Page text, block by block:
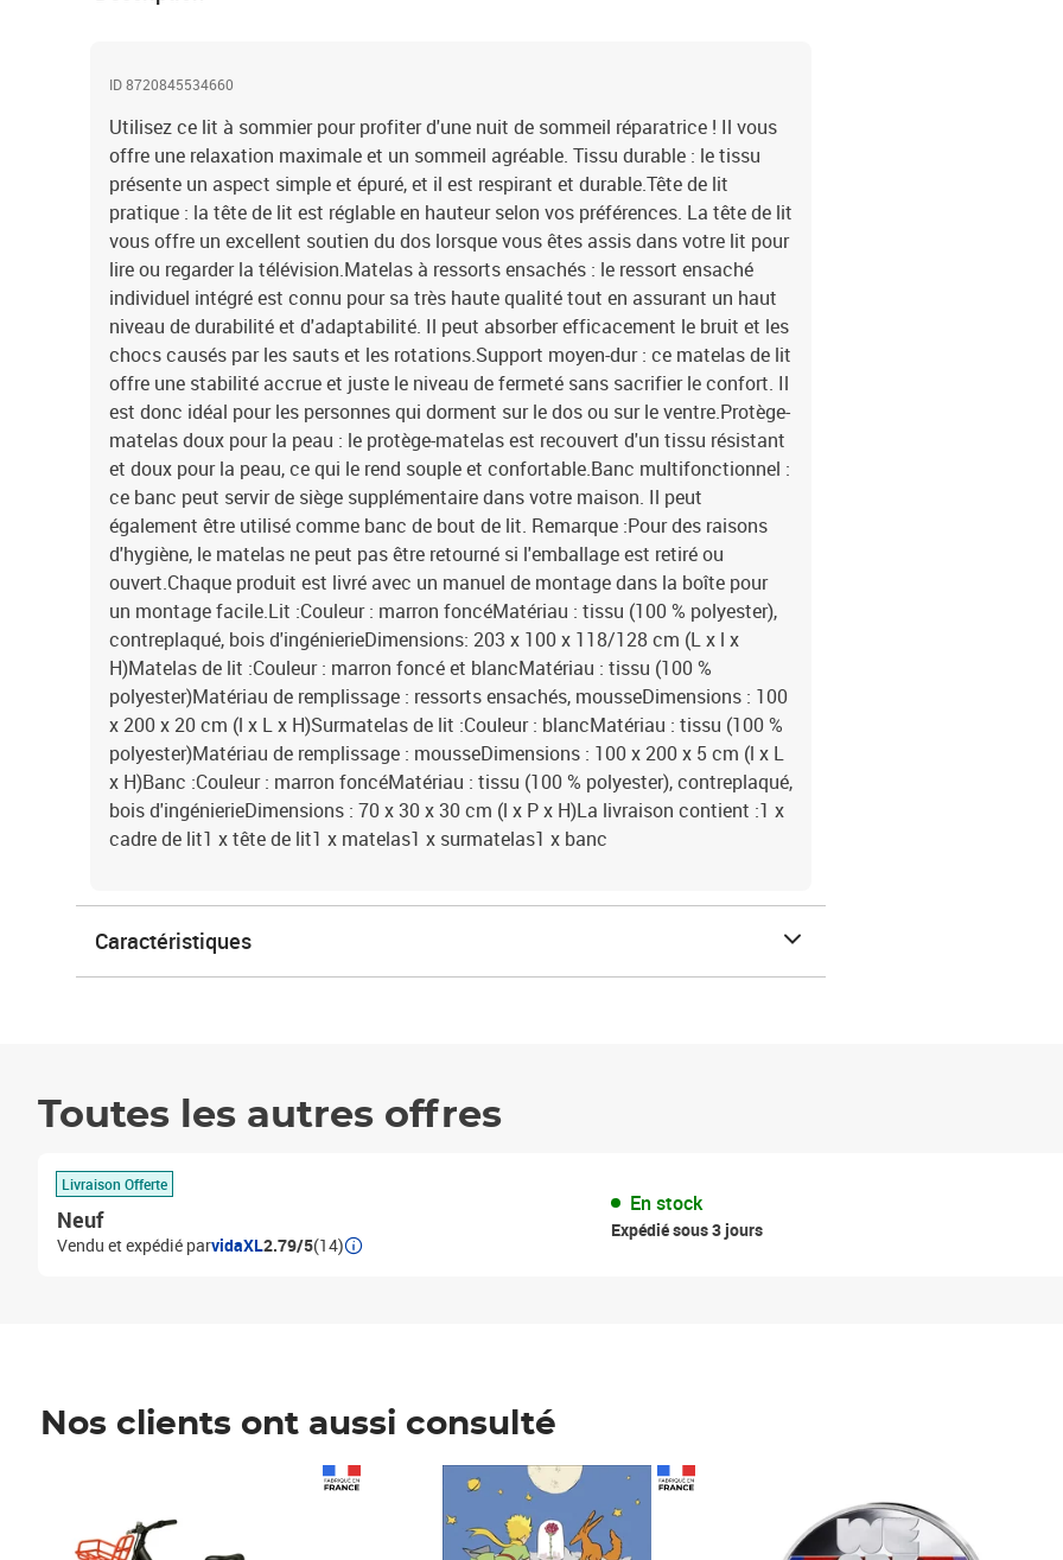
ID 8720845534660
Utilisez ce lit à sommier pour profiter d'une nuit de sommeil réparatrice ! Il vous
offre une relaxation maximale et un sommeil agréable. Tissu durable : le tissu
présente un aspect simple et épuré, et il est respirant et durable.Tête de lit
pratique : la tête de lit est réglable en hauteur selon vos préférences. La tête de lit
vous offre un excellent soutien du dos lorsque vous êtes assis dans votre lit pour
lire ou regarder la télévision.Matelas à ressorts ensachés : le ressort ensaché
individuel intégré est connu pour sa très haute qualité tout en assurant un haut
niveau de durabilité et d'adaptabilité. Il peut absorber efficacement le bruit et les
chocs causés par les sauts et les rotations.Support moyen-dur : ce matelas de lit
offre une stabilité accrue et juste le niveau de fermeté sans sacrifier le confort. Il
est donc idéal pour les personnes qui dorment sur le dos ou sur le ventre.Protège-
matelas doux pour la peau : le protège-matelas est recouvert d'un tissu résistant
et doux pour la peau, ce qui le rend souple et confortable.Banc multifonctionnel :
ce banc peut servir de siège supplémentaire dans votre maison. Il peut
également être utilisé comme banc de bout de lit. Remarque :Pour des raisons
d'hygiène, le matelas ne peut pas être retourné si l'emballage est retiré ou
ouvert.Chaque produit est livré avec un manuel de montage dans la boîte pour
un montage facile.Lit :Couleur : marron foncéMatériau : tissu (100 % polyester),
contreplaqué, bois d'ingénierieDimensions: 203 x 100 x 118/128 cm (L x l x
H)Matelas de lit :Couleur : marron foncé et blancMatériau : tissu (100 %
polyester)Matériau de remplissage : ressorts ensachés, mousseDimensions : 100
x 200 x 20 cm (l x L x H)Surmatelas de lit :Couleur : blancMatériau : tissu (100 %
polyester)Matériau de remplissage : mousseDimensions : 100 x 200 x 5 cm (l x L
x H)Banc :Couleur : marron foncéMatériau : tissu (100 % polyester), contreplaqué,
bois d'ingénierieDimensions : 70 x 30 x 30 cm (l x P x H)La livraison contient :1 x
cadre de lit1 x tête de lit1 x matelas1 x surmatelas1 x banc
Caractéristiques
Toutes les autres offres
Livraison Offerte
Neuf
Vendu et expédié parvidaXL2.79/5(14)
En stock
Expédié sous 3 jours
Nos clients ont aussi consulté
Prix 7,50€